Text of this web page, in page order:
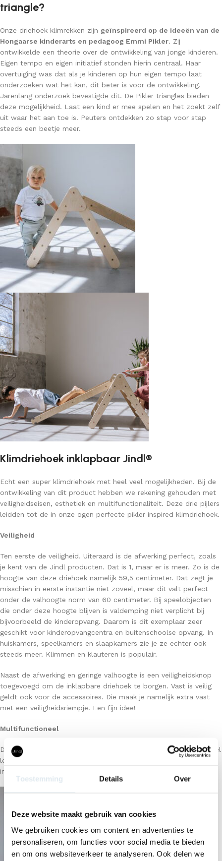
Toestemming Details Over
Deze website maakt gebruik van cookies
We gebruiken cookies om content en advertenties te
personaliseren, om functies voor social media te bieden
en om ons websiteverkeer te analyseren. Ook delen we
triangle?
Onze driehoek klimrekken zijn geïnspireerd op de ideeën van de
Hongaarse kinderarts en pedagoog Emmi Pikler. Zij
ontwikkelde een theorie over de ontwikkeling van jonge kinderen.
Eigen tempo en eigen initiatief stonden hierin centraal. Haar
overtuiging was dat als je kinderen op hun eigen tempo laat
onderzoeken wat het kan, dit beter is voor de ontwikkeling.
Jarenlang onderzoek bevestigde dit. De Pikler triangles bieden
deze mogelijkheid. Laat een kind er mee spelen en het zoekt zelf
uit waar het aan toe is. Peuters ontdekken zo stap voor stap
steeds een beetje meer.
Klimdriehoek inklapbaar Jindl®
Echt een super klimdriehoek met heel veel mogelijkheden. Bij de
ontwikkeling van dit product hebben we rekening gehouden met
veiligheidseisen, esthetiek en multifunctionaliteit. Deze drie pijlers
leidden tot de in onze ogen perfecte pikler inspired klimdriehoek.
Veiligheid
Ten eerste de veiligheid. Uiteraard is de afwerking perfect, zoals
je kent van de Jindl producten. Dat is 1, maar er is meer. Zo is de
hoogte van deze driehoek namelijk 59,5 centimeter. Dat zegt je
misschien in eerste instantie niet zoveel, maar dit valt perfect
onder de valhoogte norm van 60 centimeter. Bij speelobjecten
die onder deze hoogte blijven is valdemping niet verplicht bij
bijvoorbeeld de kinderopvang. Daarom is dit exemplaar zeer
geschikt voor kinderopvangcentra en buitenschoolse opvang. In
huiskamers, speelkamers en slaapkamers zie je ze echter ook
steeds meer. Klimmen en klauteren is populair.
Naast de afwerking en geringe valhoogte is een veiligheidsknop
toegevoegd om de inklapbare driehoek te borgen. Vast is veilig
geldt ook voor de accessoires. Die maak je namelijk extra vast
met een veiligheidsriempje. Een fijn idee!
Multifunctioneel
De Inklapbare Jindl® klimdriehoek is te combineren met heel veel
leuke accessoires en andere klimobjecten. Hieronder vind je wat
inspiratie :).